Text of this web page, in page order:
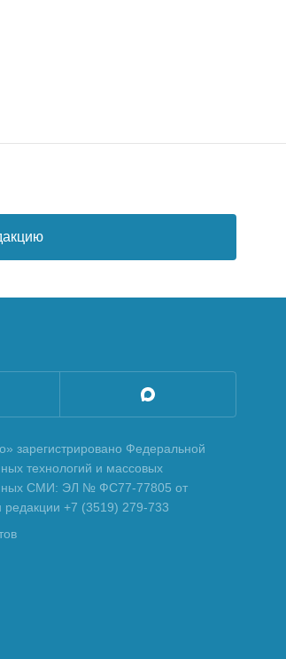
зарегистрировано Федеральной
технологий и массовых
СМИ: ЭЛ № ФС77-77805 от
+7 (3519) 279-733